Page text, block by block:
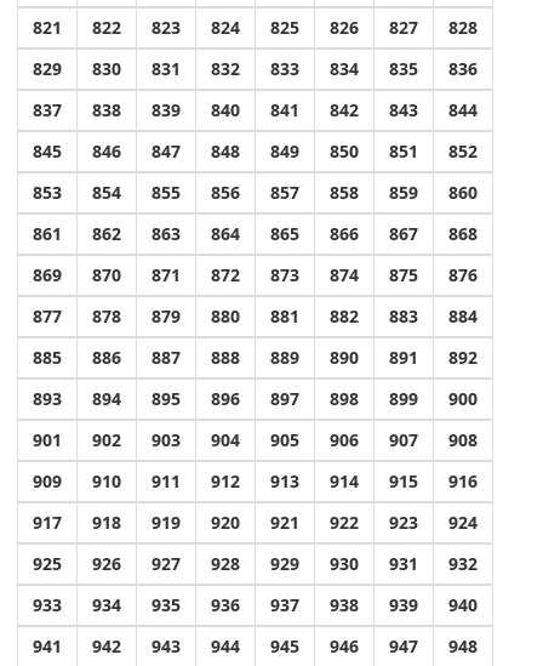
821
822 823 824 825 826 827
828
829
830 831 832 833 834 835
836
837
838 839 840 841 842 843
844
845
846 847 848 849 850 851
852
853
854 855 856 857 858 859
860
861
862 863 864 865 866 867
868
869
870 871 872 873 874 875
876
877
878 879 880 881 882 883
884
885
886 887 888 889 890 891
892
893
894 895 896 897 898 899
900
901
902 903 904 905 906 907
908
909
910 911 912 913 914 915
916
917
918 919 920 921 922 923
924
925
926 927 928 929 930 931
932
933
934 935 936 937 938 939
940
941
942 943 944 945 946 947 948